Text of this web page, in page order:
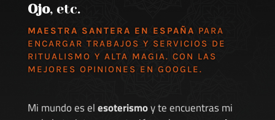
Ojo, etc.
MAESTRA SANTERA EN ESPAÑA PARA
ENCARGAR TRABAJOS Y SERVICIOS DE
RITUALISMO Y ALTA MAGIA. CON LAS
MEJORES OPINIONES EN GOOGLE.
Mi mundo es elesoterismoy te encuentras mi